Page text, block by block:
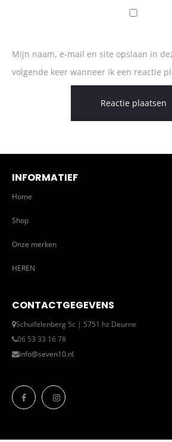
Mijn naam, e-mail en site opslaan in
volgende keer wanneer ik een reactie
INFORMATIEF
Home
Shop
Onze merken
HEREN
CONTACTGEGEVENS
Schuifelenberg 5c | 5751 hz Deurne
06 53 33 16 78
info@seven10.nl